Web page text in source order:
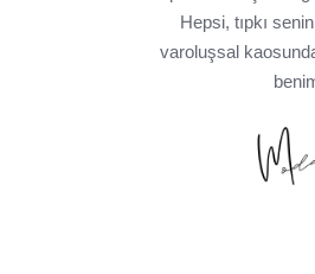
Hepsi, tıpkı
varoluşsal